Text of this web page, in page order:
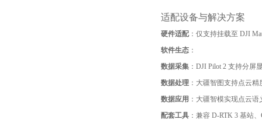
适配设备与解决方案
硬件适配：仅支持挂载至 DJI
软件生态 ：
数据采集 ：DJI Pilot 2 支持分
数据处理 ：大疆智图支持点云
数据应用 ：大疆智模实现点云
配套工具 ：兼容 D-RTK 3 基站